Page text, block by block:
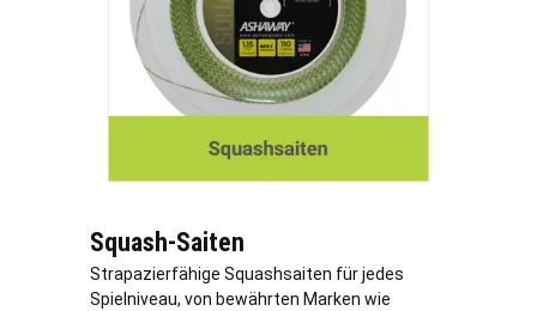
Squash-Saiten
Strapazierfähige Squashsaiten für jedes
Spielniveau, von bewährten Marken wie